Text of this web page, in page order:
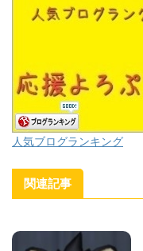
人気ブログランキング
関連記事